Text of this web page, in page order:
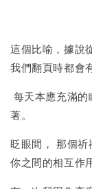
這個比喻，據說
我們翻頁時都會
每天本應充滿
著。
眨眼間， 那個
你之間的相互作